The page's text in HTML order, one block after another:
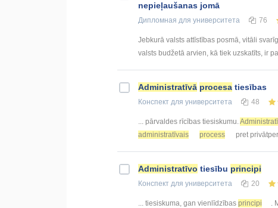
nepieļaušanas jomā
Дипломная для университета 76
Jebkurā valsts attīstības posmā, vitāli
valsts budžetā arvien, kā tiek uzskatīts, ir
Administratīvā procesa tiesības
Конспект для университета 48
... pārvaldes rīcības tiesiskumu.
administratīvais
process pret
Administratīvo tiesību principi
Конспект для университета 20
... tiesiskuma, gan vienlīdzības principi .